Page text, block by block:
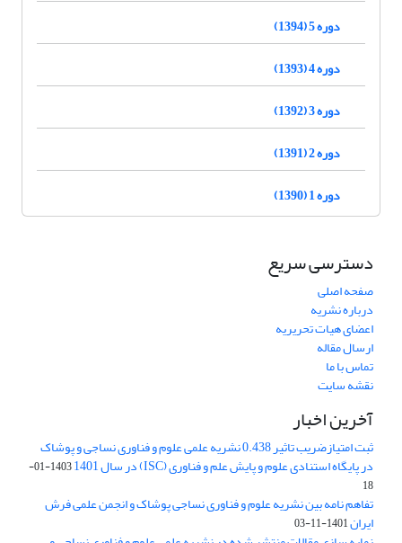
دوره 5 (1394)
دوره 4 (1393)
دوره 3 (1392)
دوره 2 (1391)
دوره 1 (1390)
دسترسی سریع
صفحه اصلی
درباره نشریه
اعضای هیات تحریریه
ارسال مقاله
تماس با ما
نقشه سایت
آخرین اخبار
ثبت امتیازضریب تاثیر 0.438 نشریه علمی علوم و فناوری نساجی و پوشاک
در پایگاه استنادی علوم و پایش علم و فناوری (ISC) در سال 1401
1403-01-
18
تفاهم نامه بین نشریه علوم و فناوری نساجی پوشاک و انجمن علمی فرش
ایران1401-11-03